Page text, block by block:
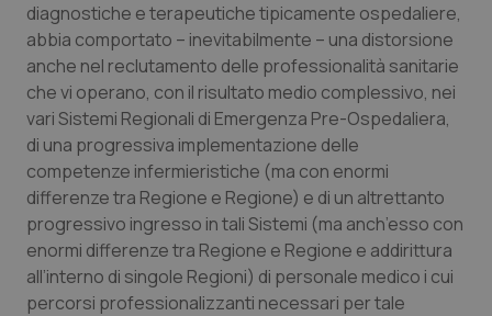
Tumori del Polmone & Testa Collo
Tumori gastrointestinali
Ulcera & Reflusso
Vaccini
diagnostiche e terapeutiche tipicamente ospedaliere,
abbia comportato – inevitabilmente – una distorsione
anche nel reclutamento delle professionalità sanitarie
che vi operano, con il risultato medio complessivo, nei
vari Sistemi Regionali di Emergenza Pre-Ospedaliera,
di una progressiva implementazione delle
competenze infermieristiche (ma con enormi
differenze tra Regione e Regione) e di un altrettanto
progressivo ingresso in tali Sistemi (ma anch’esso con
enormi differenze tra Regione e Regione e addirittura
all’interno di singole Regioni) di personale medico i cui
percorsi professionalizzanti necessari per tale